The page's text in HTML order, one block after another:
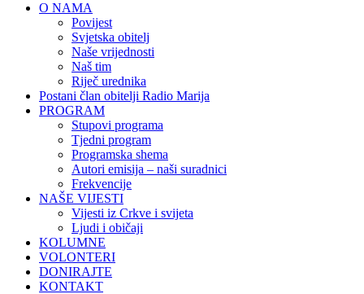
O NAMA
Povijest
Svjetska obitelj
Naše vrijednosti
Naš tim
Riječ urednika
Postani član obitelji Radio Marija
PROGRAM
Stupovi programa
Tjedni program
Programska shema
Autori emisija – naši suradnici
Frekvencije
NAŠE VIJESTI
Vijesti iz Crkve i svijeta
Ljudi i običaji
KOLUMNE
VOLONTERI
DONIRAJTE
KONTAKT